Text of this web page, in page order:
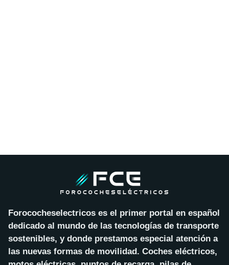
Forococheselectricos es el primer portal en español
dedicado al mundo de las tecnologías de transporte
sostenibles, y donde prestamos especial atención a
las nuevas formas de movilidad. Coches eléctricos,